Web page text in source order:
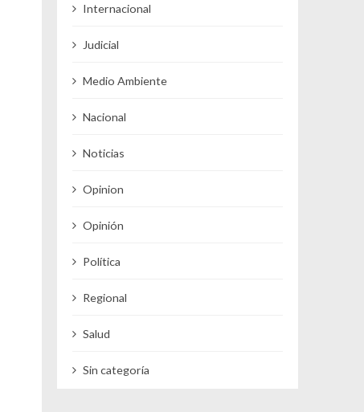
Internacional
Judicial
Medio Ambiente
Nacional
Noticias
Opinion
Opinión
Política
Regional
Salud
Sin categoría